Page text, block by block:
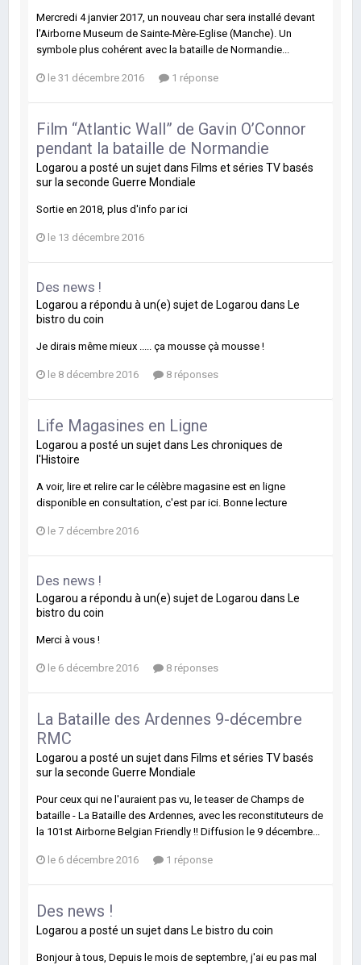
Mercredi 4 janvier 2017, un nouveau char sera installé devant
l'Airborne Museum de Sainte-Mère-Eglise (Manche). Un
symbole plus cohérent avec la bataille de Normandie...
le 31 décembre 2016 1 réponse
Film “Atlantic Wall” de Gavin O’Connor
pendant la bataille de Normandie
Logarou a posté un sujet dans Films et séries TV basés
sur la seconde Guerre Mondiale
Sortie en 2018, plus d'info par ici
le 13 décembre 2016
Des news !
Logarou a répondu à un(e) sujet de Logarou dans Le
bistro du coin
Je dirais même mieux ..... ça mousse çà mousse !
le 8 décembre 2016 8 réponses
Life Magasines en Ligne
Logarou a posté un sujet dans Les chroniques de
l'Histoire
A voir, lire et relire car le célèbre magasine est en ligne
disponible en consultation, c'est par ici. Bonne lecture
le 7 décembre 2016
Des news !
Logarou a répondu à un(e) sujet de Logarou dans Le
bistro du coin
Merci à vous !
le 6 décembre 2016 8 réponses
La Bataille des Ardennes 9-décembre
RMC
Logarou a posté un sujet dans Films et séries TV basés
sur la seconde Guerre Mondiale
Pour ceux qui ne l'auraient pas vu, le teaser de Champs de
bataille - La Bataille des Ardennes, avec les reconstituteurs de
la 101st Airborne Belgian Friendly !! Diffusion le 9 décembre...
le 6 décembre 2016 1 réponse
Des news !
Logarou a posté un sujet dans Le bistro du coin
Bonjour à tous, Depuis le mois de septembre, j'ai eu pas mal